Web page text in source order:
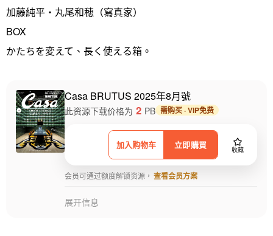
加藤純平・丸尾和穂（寫真家）
BOX
かたちを変えて、長く使える箱。
Casa BRUTUS 2025年8月號
加入购物车 立即購買 收藏
此资源下载价格为 2 PB 需购买 · VIP免费
会员可通过额度解锁资源， 查看会员方案
展开信息